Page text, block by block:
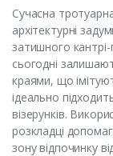
Сучасна
архітектурні
затишного
сьогодні
краями, що
ідеально
візерунків.
розкладці
зону відпочинку